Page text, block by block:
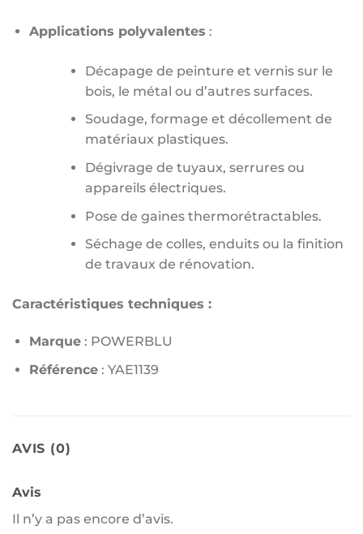
Applications polyvalentes :
Décapage de peinture et vernis sur le
bois, le métal ou d’autres surfaces.
Soudage, formage et décollement de
matériaux plastiques.
Dégivrage de tuyaux, serrures ou
appareils électriques.
Pose de gaines thermorétractables.
Séchage de colles, enduits ou la finition
de travaux de rénovation.
Caractéristiques techniques :
Marque: POWERBLU
Référence: YAE1139
AVIS (0)
Avis
Il n’y a pas encore d’avis.